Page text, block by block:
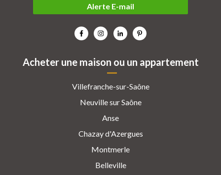
Acheter une maison ou un appartement
Villefranche-sur-Saône
Neuville sur Saône
Anse
Chazay d'Azergues
Montmerle
Belleville
Alerte E-mail